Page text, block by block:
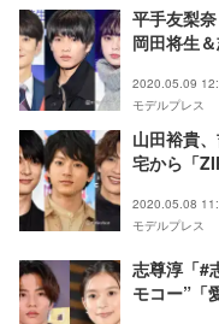
平手友梨
岡田将生
2020.05.09
モデルプレス
山田裕貴
宅から「
2020.05.08
モデルプレス
志尊淳「#
モコー”「